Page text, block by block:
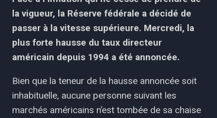
la vigueur, la Réserve fédérale a décidé de
passer à la vitesse supérieure. Mercredi, la
plus forte hausse du taux directeur
américain depuis 1994 a été annoncée.
Bien que la teneur de la hausse annoncée soit
inhabituelle, aucune personne suivant les
marchés américains n’est tombée de sa chaise